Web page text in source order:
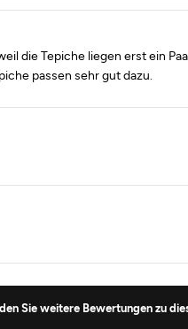
die Tepiche liegen erst ein
passen sehr gut dazu.
Sie weitere Bewertungen zu